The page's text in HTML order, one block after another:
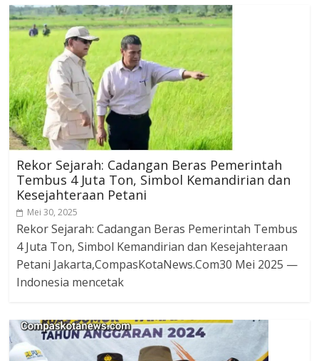
Rekor Sejarah: Cadangan Beras Pemerintah
Tembus 4 Juta Ton, Simbol Kemandirian dan
Kesejahteraan Petani
Mei 30, 2025
Rekor Sejarah: Cadangan Beras Pemerintah Tembus
4 Juta Ton, Simbol Kemandirian dan Kesejahteraan
Petani Jakarta,CompasKotaNews.Com30 Mei 2025 —
Indonesia mencetak